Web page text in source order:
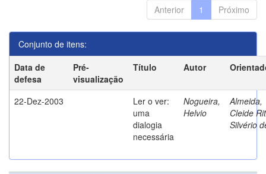
Anterior 1 Próximo
Conjunto de itens:
Data de
defesa
Pré-
visualização
Título Autor
22-Dez-2003
Ler o ver:
uma
dialogia
necessária
Nogueira,
Helvio
Almeida,
Cleide
Silvério